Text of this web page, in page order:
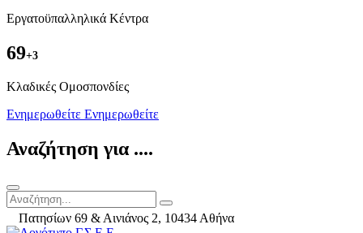
Εργατοϋπαλληλικά Κέντρα
69+3
Kλαδικές Ομοσπονδίες
Ενημερωθείτε Ενημερωθείτε
Αναζήτηση για ....
Πατησίων 69 & Αινιάνος 2, 10434 Αθήνα